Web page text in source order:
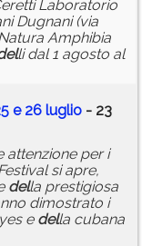
Laboratorio
Dugnani (via
Amphibia
li dal 1 agosto al
e 26 luglio - 23
attenzione per i
si apre,
della prestigiosa
dimostrato i
e della cubana